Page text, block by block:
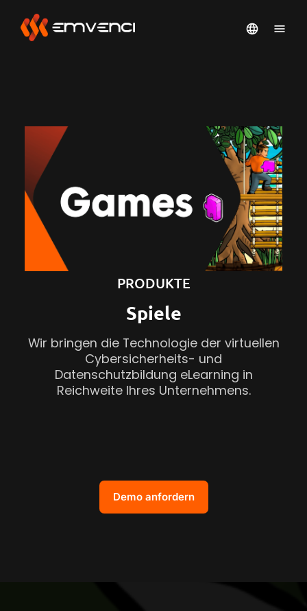
PRODUKTE
Spiele
Wir bringen die Technologie der virtuellen
Cybersicherheits- und
Datenschutzbildung eLearning in
Reichweite Ihres Unternehmens.
Demo anfordern